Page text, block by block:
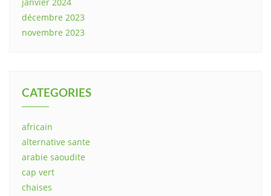
décembre 2023
novembre 2023
CATEGORIES
africain
alternative sante
arabie saoudite
cap vert
chaises